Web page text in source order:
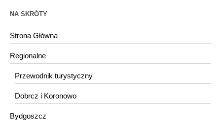
NA SKRÓTY
Strona Główna
Regionalne
Przewodnik turystyczny
Dobrcz i Koronowo
Bydgoszcz